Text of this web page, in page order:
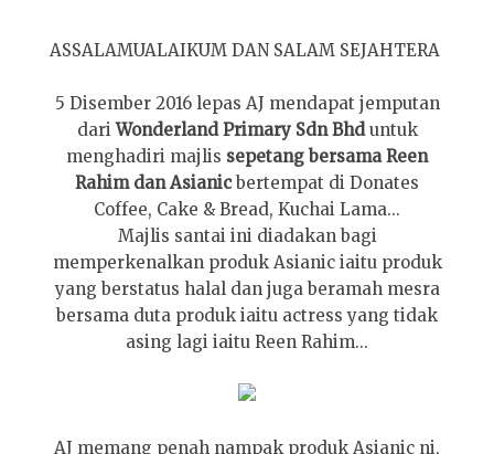
ASSALAMUALAIKUM DAN SALAM SEJAHTERA
5 Disember 2016 lepas AJ mendapat jemputan
dariWonderland Primary Sdn Bhduntuk
menghadiri majlis sepetang bersama Reen
Rahim dan Asianicbertempat di Donates
Coffee, Cake & Bread, Kuchai Lama...
Majlis santai ini diadakan bagi
memperkenalkan produk Asianic iaitu produk
yang berstatus halal dan juga beramah mesra
bersama duta produk iaitu actress yang tidak
asing lagi iaitu Reen Rahim...
AJ memang penah nampak produk Asianic ni,